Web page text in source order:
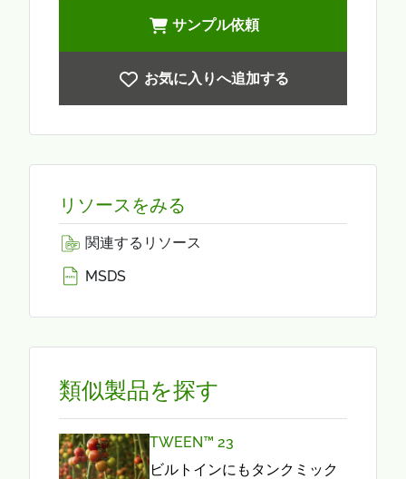
サンプル依頼
お気に入りへ追加する
リソースをみる
関連するリソース
MSDS
類似製品を探す
TWEEN™ 23
ビルトインにもタンクミック